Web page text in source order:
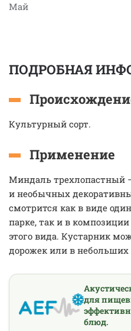
Май
ПОДРОБНАЯ
Культурный сорт.
Применение
Миндаль трехлопастный
и необычных
смотрится как в виде
парке, так и в
этого вида. Кустарник
дорожек или в небольших
для
блюд.